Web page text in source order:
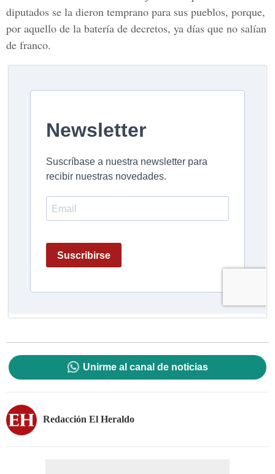
diputados se la dieron temprano para sus pueblos, porque,
por aquello de la batería de decretos, ya días que no salían
de franco.
Unirme al canal de noticias
Redacción El Heraldo